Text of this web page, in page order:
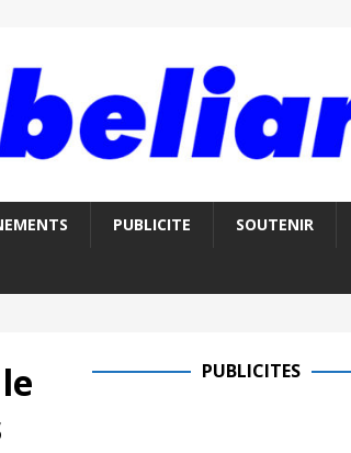
PUBLICITE SOUTENIR
PUBLICITES